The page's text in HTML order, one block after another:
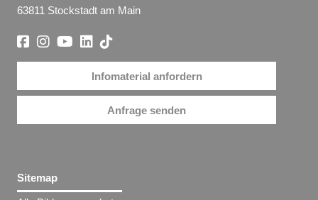
63811 Stockstadt am Main
Infomaterial anfordern
Anfrage senden
Sitemap